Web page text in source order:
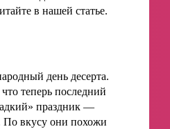
в нашей статье.
день десерта.
теперь последний
праздник —
вкусу они похожи